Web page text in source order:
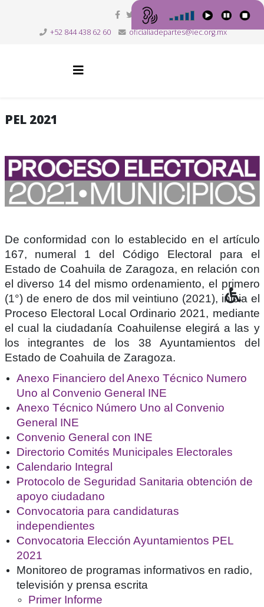
+52 844 438 62 60 oficialiadepartes@iec.org.mx
PEL 2021
De conformidad con lo establecido en el artículo
167, numeral 1 del Código Electoral para el
Estado de Coahuila de Zaragoza, en relación con
el diverso 14 del mismo ordenamiento, el primero
(1°) de enero de dos mil veintiuno (2021), inicia el
Proceso Electoral Local Ordinario 2021, mediante
el cual la ciudadanía Coahuilense elegirá a las y
los integrantes de los 38 Ayuntamientos del
Estado de Coahuila de Zaragoza.
Anexo Financiero del Anexo Técnico Numero
Uno al Convenio General INE
Anexo Técnico Número Uno al Convenio
General INE
Convenio General con INE
Directorio Comités Municipales Electorales
Calendario Integral
Protocolo de Seguridad Sanitaria obtención de
apoyo ciudadano
Convocatoria para candidaturas
independientes
Convocatoria Elección Ayuntamientos PEL
2021
Monitoreo de programas informativos en radio,
televisión y prensa escrita
Primer Informe